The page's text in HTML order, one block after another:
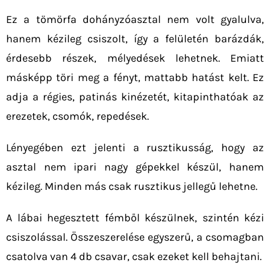
Ez a tömörfa dohányzóasztal nem volt gyalulva,
hanem kézileg csiszolt, így a felületén barázdák,
érdesebb részek, mélyedések lehetnek. Emiatt
másképp töri meg a fényt, mattabb hatást kelt. Ez
adja a régies, patinás kinézetét, kitapinthatóak az
erezetek, csomók, repedések.
Lényegében ezt jelenti a rusztikusság, hogy az
asztal nem ipari nagy gépekkel készül, hanem
kézileg. Minden más csak rusztikus jellegű lehetne.
A lábai hegesztett fémből készülnek, szintén kézi
csiszolással. Összeszerelése egyszerű, a csomagban
csatolva van 4 db csavar, csak ezeket kell behajtani.